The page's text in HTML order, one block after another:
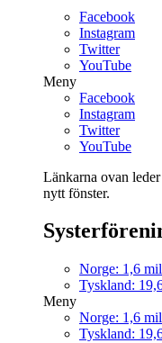
Facebook
Instagram
Twitter
YouTube
Meny
Facebook
Instagram
Twitter
YouTube
Länkarna ovan
nytt fönster.
Norge: 1,6
Tyskland:
Meny
Norge: 1,6
Tyskland: